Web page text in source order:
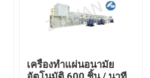
เครื่องทำแผ่นอนามัย